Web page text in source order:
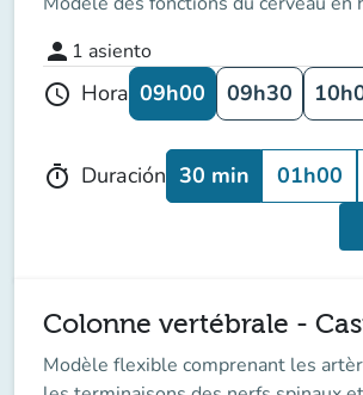
person 1 asiento
schedule Hora 09h00 09h30
timer Duración 30 min 01h00
Colonne vertébrale -
Modèle flexible comprenant les